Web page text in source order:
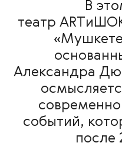
В
театр
Александра
событий,
после